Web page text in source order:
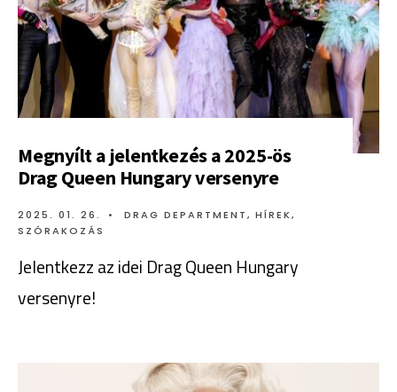
Megnyílt a jelentkezés a 2025-ös
Drag Queen Hungary versenyre
2025. 01. 26. • DRAG DEPARTMENT, HÍREK,
SZÓRAKOZÁS
Jelentkezz az idei Drag Queen Hungary
versenyre!